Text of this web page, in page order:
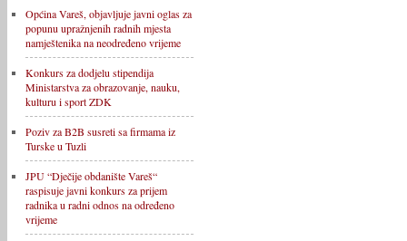
Općina Vareš, objavljuje javni oglas za
popunu upražnjenih radnih mjesta
namještenika na neodređeno vrijeme
Konkurs za dodjelu stipendija
Ministarstva za obrazovanje, nauku,
kulturu i sport ZDK
Poziv za B2B susreti sa firmama iz
Turske u Tuzli
JPU “Dječije obdanište Vareš“
raspisuje javni konkurs za prijem
radnika u radni odnos na određeno
vrijeme